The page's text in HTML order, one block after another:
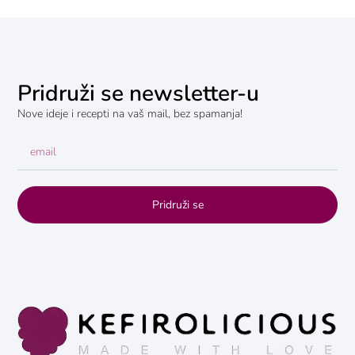
Pridruži se newsletter-u
Nove ideje i recepti na vaš mail, bez spamanja!
Pridruži se